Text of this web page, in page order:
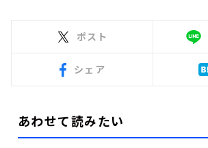
ポスト
シェア
あわせて読みたい